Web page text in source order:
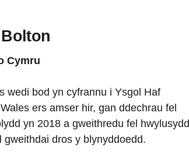
Cymru
wedi bod yn cyfrannu i Ysgol Haf
ers amser hir, gan ddechrau fel
yn 2018 a gweithredu fel hwylusydd
gweithdai dros y blynyddoedd.